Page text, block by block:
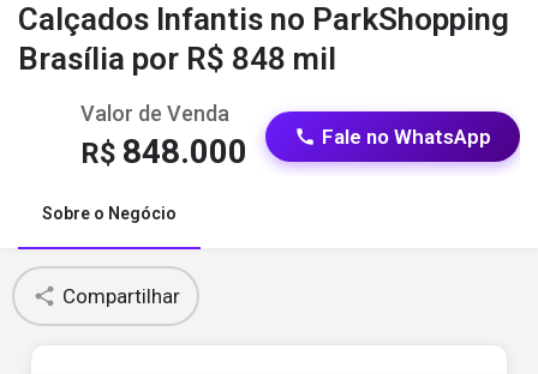
Calçados Infantis no ParkShopping
Brasília por R$ 848 mil
Valor de Venda
R$ 848.000 Fale no WhatsApp
Sobre o Negócio
Compartilhar